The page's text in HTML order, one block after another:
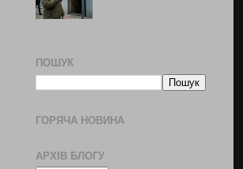
ПОШУК
ГОРЯЧА НОВИНА
АРХІВ БЛОГУ